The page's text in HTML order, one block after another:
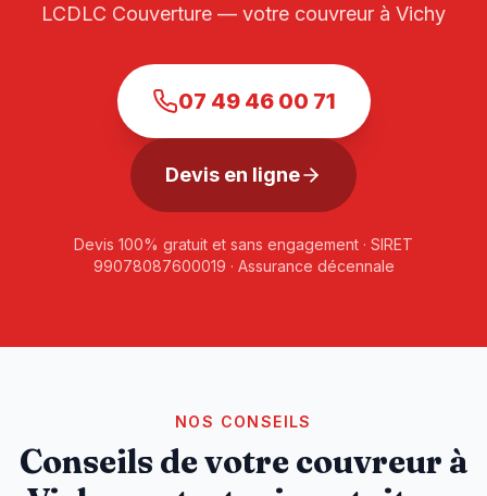
LCDLC Couverture — votre couvreur à Vichy
07 49 46 00 71
Devis en ligne
Devis 100% gratuit et sans engagement · SIRET
99078087600019 · Assurance décennale
NOS CONSEILS
Conseils de votre couvreur à